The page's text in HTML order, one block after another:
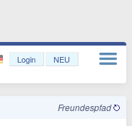
Login NEU
Freundespfad